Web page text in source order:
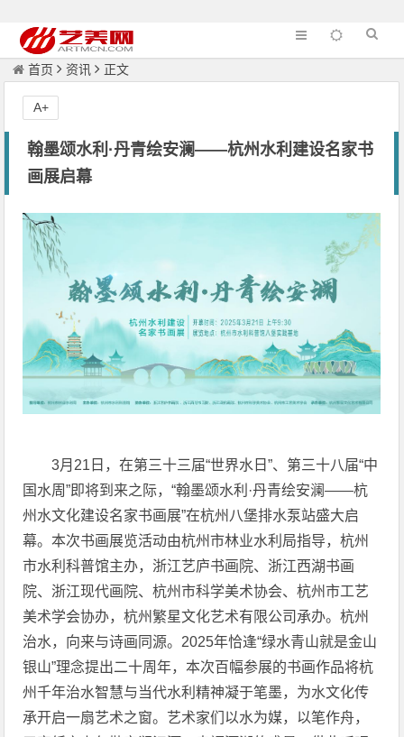
首页 资讯 正文
翰墨颂水利·丹青绘安澜——杭州水利建设名家书
画展启幕
3月21日，在第三十三届“世界水日”、第三十八届“中
国水周”即将到来之际，“翰墨颂水利·丹青绘安澜——杭
州水文化建设名家书画展”在杭州八堡排水泵站盛大启
幕。本次书画展览活动由杭州市林业水利局指导，杭州
市水利科普馆主办，浙江艺庐书画院、浙江西湖书画
院、浙江现代画院、杭州市科学美术协会、杭州市工艺
美术学会协办，杭州繁星文化艺术有限公司承办。杭州
治水，向来与诗画同源。2025年恰逢“绿水青山就是金山
银山”理念提出二十周年，本次百幅参展的书画作品将杭
州千年治水智慧与当代水利精神凝于笔墨，为水文化传
承开启一扇艺术之窗。艺术家们以水为媒，以笔作舟，
A+